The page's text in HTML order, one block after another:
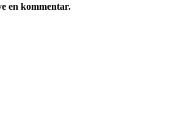
en kommentar.